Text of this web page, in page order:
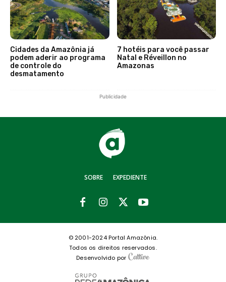
Cidades da Amazônia já
podem aderir ao programa
de controle do
desmatamento
7 hotéis para você passar
Natal e Réveillon no
Amazonas
Publicidade
SOBRE EXPEDIENTE
© 2001-2024 Portal Amazônia.
Todos os direitos reservados.
Desenvolvido por